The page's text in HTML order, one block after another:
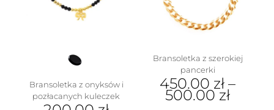
Bransoletka z onyksów i
pozłacanych kuleczek
Bransoletka z szerokiej
pancerki
450.00 zł –
500.00 zł